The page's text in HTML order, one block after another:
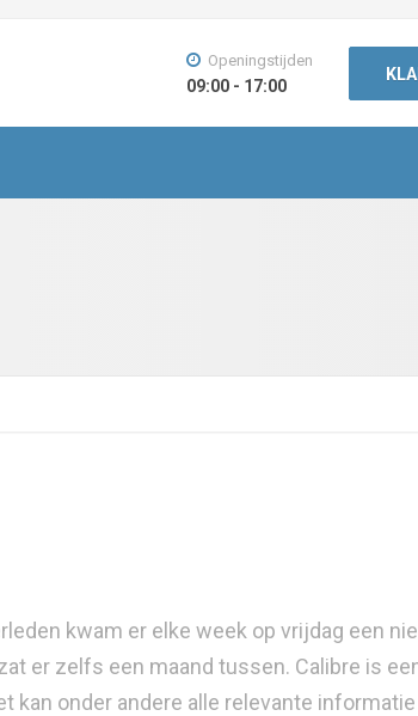
Openingstijden
09:00 - 17:00
kwam er elke week op vrijdag een
er zelfs een maand tussen. Calibre is
onder andere alle relevante informatie